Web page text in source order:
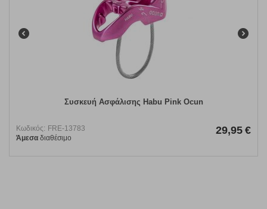
Συσκευή Ασφάλισης Habu Pink Ocun
Κωδικός: FRE-13783
Άμεσα διαθέσιμο
29,95 €